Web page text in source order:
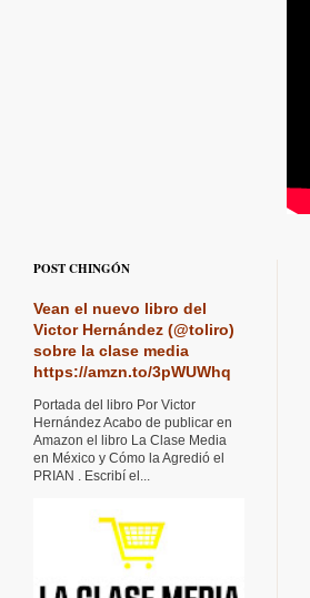
POST CHINGÓN
Vean el nuevo libro del
Victor Hernández (@toliro)
sobre la clase media
https://amzn.to/3pWUWhq
Portada del libro Por Victor
Hernández Acabo de publicar en
Amazon el libro La Clase Media
en México y Cómo la Agredió el
PRIAN . Escribí el...